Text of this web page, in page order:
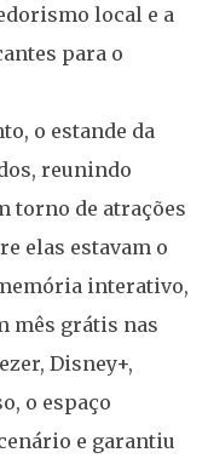
local e a
para o
o estande da
reunindo
torno de atrações
elas estavam o
interativo,
mês grátis nas
Disney+,
o espaço
e garantiu